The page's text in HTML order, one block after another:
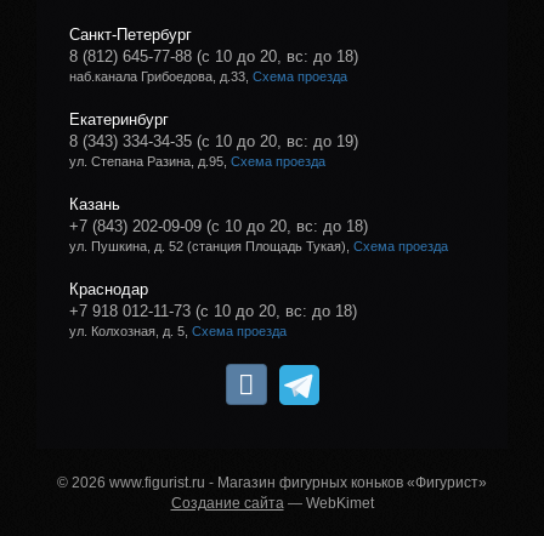
Санкт-Петербург
8 (812) 645-77-88 (с 10 до 20, вс: до 18)
наб.канала Грибоедова, д.33, Схема проезда
Екатеринбург
8 (343) 334-34-35 (с 10 до 20, вс: до 19)
ул. Степана Разина, д.95, Схема проезда
Казань
+7 (843) 202-09-09 (с 10 до 20, вс: до 18)
ул. Пушкина, д. 52 (станция Площадь Тукая), Схема проезда
Краснодар
+7 918 012-11-73 (с 10 до 20, вс: до 18)
ул. Колхозная, д. 5, Схема проезда
© 2026 www.figurist.ru - Магазин фигурных коньков «Фигурист»
Создание сайта— WebKimet